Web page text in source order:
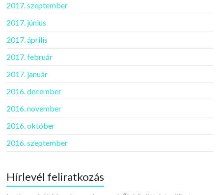
2017. szeptember
2017. június
2017. április
2017. február
2017. január
2016. december
2016. november
2016. október
2016. szeptember
Hírlevél feliratkozás